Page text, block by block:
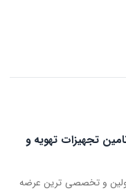
تجهیزات تهویه و
از سال ۱۳۸۳ به‌عنوان اولین و تخصصی ترین عرضه